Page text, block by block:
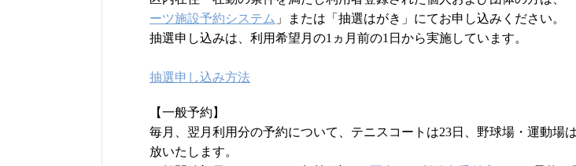
ーツ施設予約システム 」または「抽選はがき」にてお申し込みください。
抽選申し込みは、利用希望月の1ヵ月前の1日から実施しています。
抽選申し込み方法
【一般予約】
毎月、翌月利用分の予約について、テニスコートは23日、野球場・運動場
放いたします。